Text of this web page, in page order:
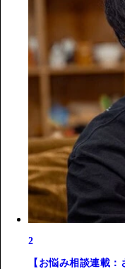
2
【お悩み相談連載